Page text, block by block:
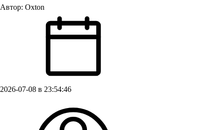
Автор: Oxton
2026-07-08 в 23:54:46